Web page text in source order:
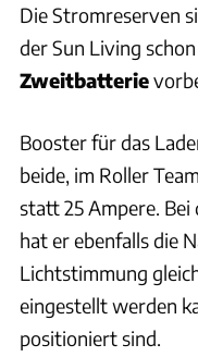
Die Stromreserven
der Sun Living
Zweitbatterie
Booster für das
beide, im Roller
statt 25 Ampere.
hat er ebenfalls die
Lichtstimmung
eingestellt werden
positioniert sind.